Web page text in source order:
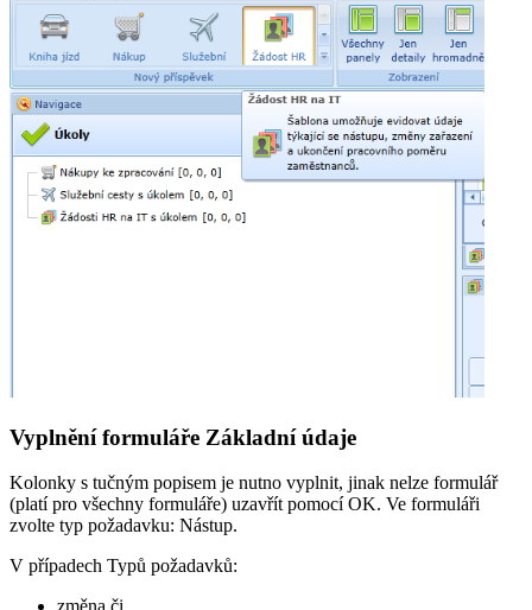
Vyplnění formuláře Základní údaje
Kolonky s tučným popisem je nutno vyplnit, jinak nelze formulář
(platí pro všechny formuláře) uzavřít pomocí OK. Ve formuláři
zvolte typ požadavku: Nástup.
V případech Typů požadavků: